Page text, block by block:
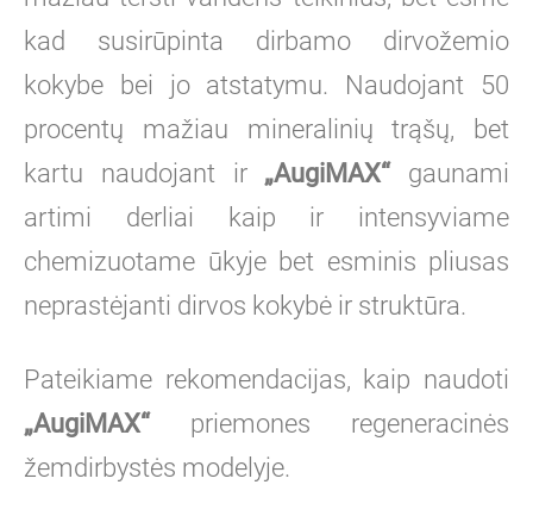
kad susirūpinta dirbamo dirvožemio
kokybe bei jo atstatymu. Naudojant 50
procentų mažiau mineralinių trąšų, bet
kartu naudojant ir „AugiMAX“gaunami
artimi derliai kaip ir intensyviame
chemizuotame ūkyje bet esminis pliusas
neprastėjanti dirvos kokybė ir struktūra.
Pateikiame rekomendacijas, kaip naudoti
„AugiMAX“ priemones regeneracinės
žemdirbystės modelyje.